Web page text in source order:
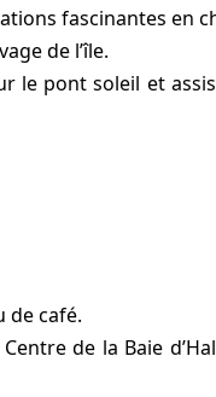
fascinantes en
de l’île.
le pont soleil et
de café.
de la Baie